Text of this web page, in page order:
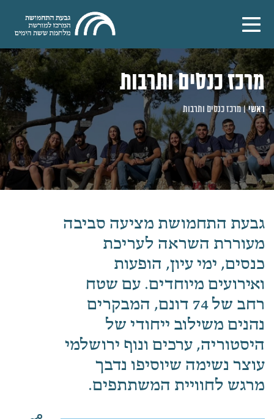
מרכז כנסים ותרבות
ראשי|מרכז כנסים ותרבות
גבעת התחמושת מציעה סביבה
מעוררת השראה לעריכת
כנסים, ימי עיון, הופעות
ואירועים מיוחדים. עם שטח
רחב של 74 דונם, המבקרים
נהנים משילוב ייחודי של
היסטוריה, ערכים ונוף ירושלמי
עוצר נשימה שיוסיפו נדבך
מרגש לחוויית המשתתפים.